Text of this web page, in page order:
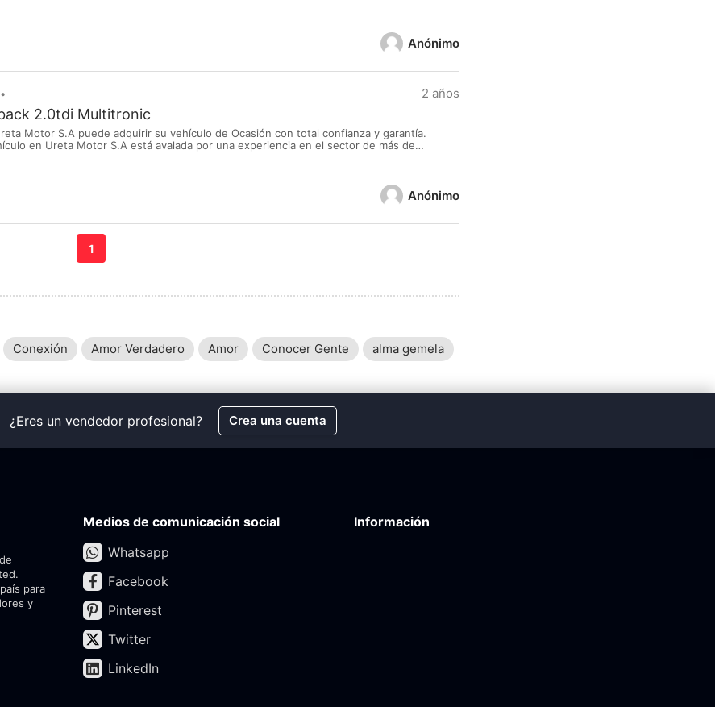
Anónimo
Anónimo
2 años
2.0tdi Multitronic
Motor S.A puede adquirir su vehículo de Ocasión con total confianza y garantía.
en Ureta Motor S.A está avalada por una experiencia en el sector de más de
garantizados con financiación a s...
1
Conexión Amor Verdadero Amor Conocer Gente alma gemela
¿Eres un vendedor profesional? Crea una cuenta
para
y
Medios de comunicación social
Whatsapp
Facebook
Pinterest
Twitter
LinkedIn
Información